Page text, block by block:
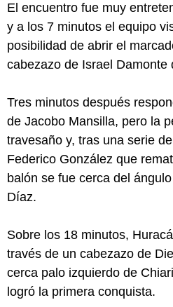
El encuentro fue muy
y a los 7 minutos el equipo
posibilidad de abrir el
cabezazo de Israel Damonte
Tres minutos después
de Jacobo Mansilla, pero la
travesaño y, tras una serie
Federico González que
balón se fue cerca del
Díaz.
Sobre los 18 minutos,
través de un cabezazo de
cerca palo izquierdo de
logró la primera conquista.